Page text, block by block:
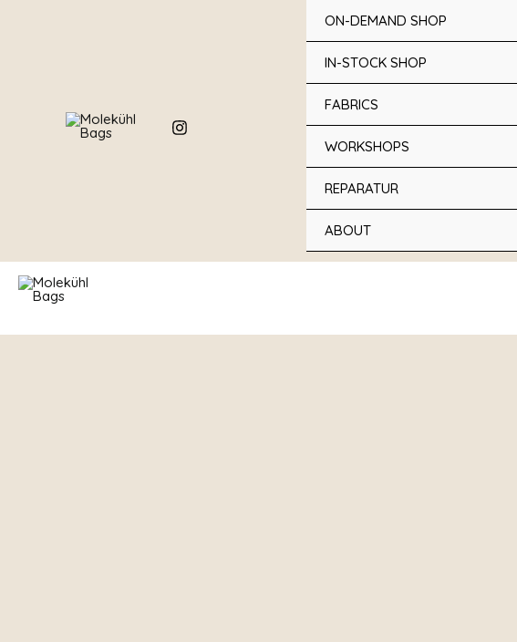
ON-DEMAND SHOP
IN-STOCK SHOP
FABRICS
WORKSHOPS
REPARATUR
ABOUT